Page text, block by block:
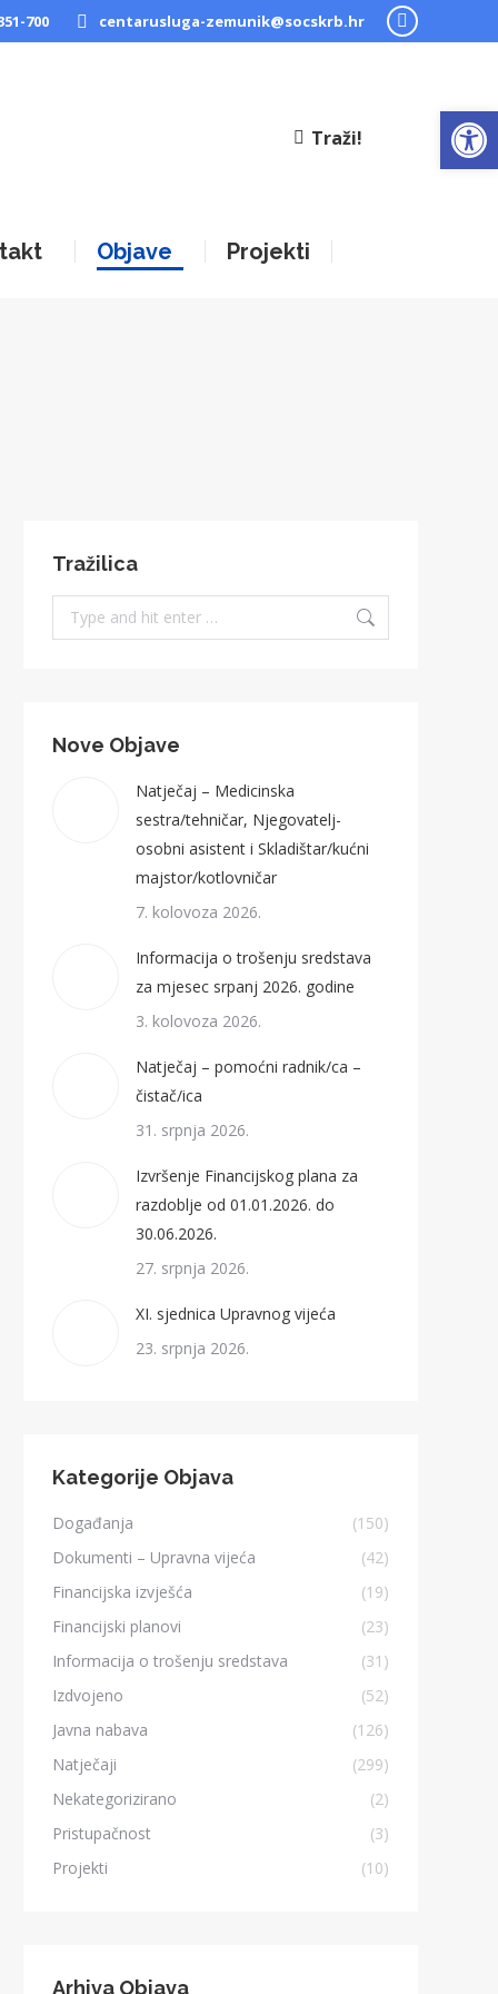
700 centarusluga-zemunik@socskrb.hr
Facebook
Traži!
Objave Projekti
Tražilica
Search:
Nove Objave
Natječaj – Medicinska
sestra/tehničar, Njegovatelj-
osobni asistent i Skladištar/kućni
majstor/kotlovničar
7. kolovoza 2026.
Informacija o trošenju sredstava
za mjesec srpanj 2026. godine
3. kolovoza 2026.
Natječaj – pomoćni radnik/ca –
čistač/ica
31. srpnja 2026.
Izvršenje Financijskog plana za
razdoblje od 01.01.2026. do
30.06.2026.
27. srpnja 2026.
XI. sjednica Upravnog vijeća
23. srpnja 2026.
Kategorije Objava
Događanja
(150)
Dokumenti – Upravna vijeća
(42)
Financijska izvješća
(19)
Financijski planovi
(23)
Informacija o trošenju sredstava
(31)
Izdvojeno
(52)
Javna nabava
(126)
Natječaji
(299)
Nekategorizirano
(2)
Pristupačnost
(3)
Projekti
(10)
Arhiva Objava